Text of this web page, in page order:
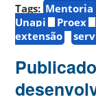
Tags: Mentoria
Unapi
Proex
extensão